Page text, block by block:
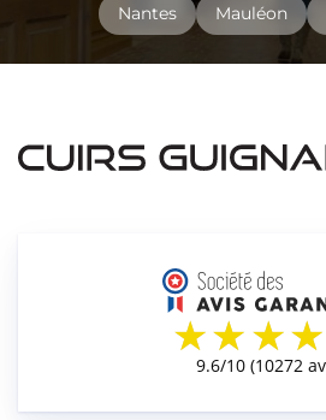
Nantes Mauléon